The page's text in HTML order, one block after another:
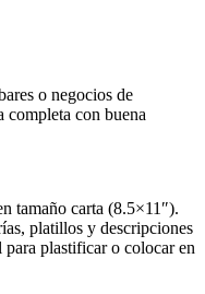
o negocios de
completa con buena
tamaño carta (8.5×11″).
platillos y descripciones
plastificar o colocar en